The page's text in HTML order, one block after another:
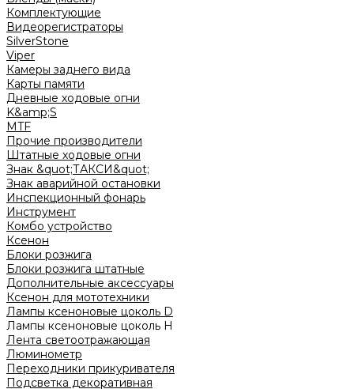
Комплектующие
Видеорегистраторы
SilverStone
Viper
Камеры заднего вида
Карты памяти
Дневные ходовые огни
K&amp;S
MTF
Прочие производители
Штатные ходовые огни
Знак &quot;ТАКСИ&quot;
Знак аварийной остановки
Инспекционный фонарь
Инструмент
Комбо устройство
Ксенон
Блоки розжига
Блоки розжига штатные
Дополнительные аксессуары
Ксенон для мототехники
Лампы ксеноновые цоколь D
Лампы ксеноновые цоколь H
Лента светоотражающая
Люминометр
Переходники прикуривателя
Подсветка декоративная